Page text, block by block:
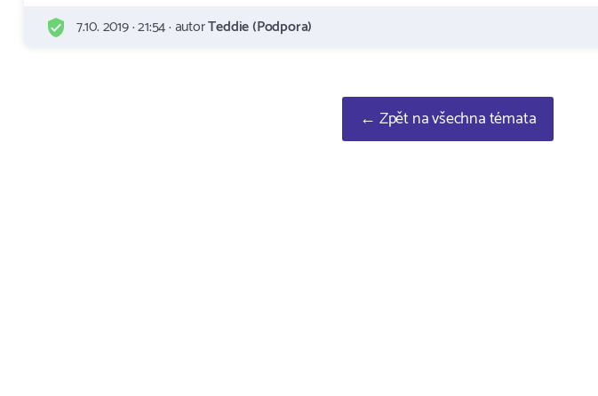
7.10. 2019 · 21:54 · autorTeddie (Podpora)
← Zpět na všechna témata